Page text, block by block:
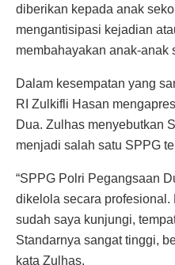
diberikan kepada anak
mengantisipasi kejadian
membahayakan anak-anak
Dalam kesempatan yang
RI Zulkifli Hasan
Dua. Zulhas menyebutkan
menjadi salah satu SPPG
“SPPG Polri Pegangsaan
dikelola secara profesional.
sudah saya kunjungi,
Standarnya sangat tinggi,
kata Zulhas.